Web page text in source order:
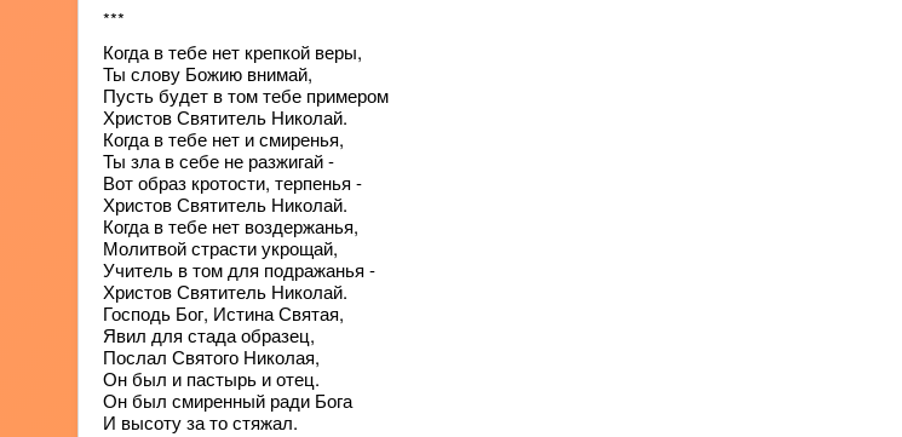
***
Когда в тебе нет крепкой веры,
Ты слову Божию внимай,
Пусть будет в том тебе примером
Христов Святитель Николай.
Когда в тебе нет и смиренья,
Ты зла в себе не разжигай -
Вот образ кротости, терпенья -
Христов Святитель Николай.
Когда в тебе нет воздержанья,
Молитвой страсти укрощай,
Учитель в том для подражанья -
Христов Святитель Николай.
Господь Бог, Истина Святая,
Явил для стада образец,
Послал Святого Николая,
Он был и пастырь и отец.
Он был смиренный ради Бога
И высоту за то стяжал.